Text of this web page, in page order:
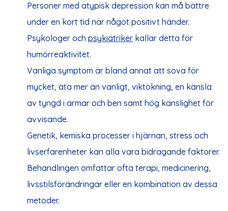
Personer med atypisk depression kan må bättre
under en kort tid när något positivt händer.
Psykologer och psykiatriker kallar detta för
humörreaktivitet.
Vanliga symptom är bland annat att sova för
mycket, äta mer än vanligt, viktökning, en känsla
av tyngd i armar och ben samt hög känslighet för
avvisande.
Genetik, kemiska processer i hjärnan, stress och
livserfarenheter kan alla vara bidragande faktorer.
Behandlingen omfattar ofta terapi, medicinering,
livsstilsförändringar eller en kombination av dessa
metoder.